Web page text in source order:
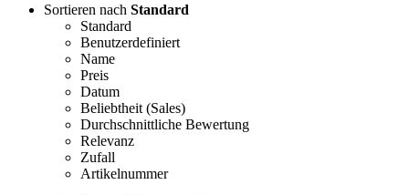
Sortieren nach Standard
Standard
Benutzerdefiniert
Name
Preis
Datum
Beliebtheit (Sales)
Durchschnittliche Bewertung
Relevanz
Zufall
Artikelnummer